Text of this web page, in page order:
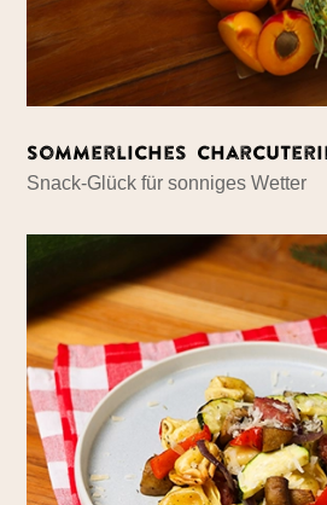
Sommerliches
Snack-Glück für sonniges Wetter